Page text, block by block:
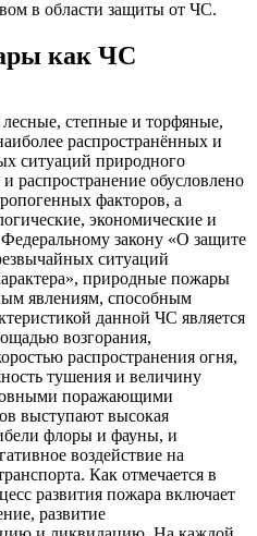
в области защиты от ЧС.
как ЧС
степные и торфяные,
распространённых и
ситуаций природного
распространение обусловлено
факторов, а
экономические и
закону «О защите
ситуаций
природные пожары
явлениям, способным
данной ЧС является
возгорания,
распространения огня,
тушения и величину
поражающими
выступают высокая
флоры и фауны, и
воздействие на
Как отмечается в
развития пожара включает
развитие